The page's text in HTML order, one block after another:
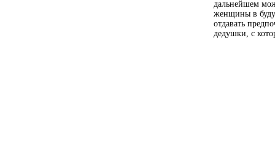
дальнейшем
женщины в
отдавать
дедушки, с